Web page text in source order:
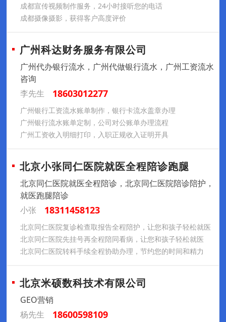
成都宣传视频制作服务，24小时接听您的电话
成都摄像摄影，获得客户高度评价
广州科达财务服务有限公司
广州代办银行流水，广州代做银行流水，广州工资流水
咨询
李先生
18603012277
广州银行工资流水账单制作，银行卡流水盖章办理
广州银行流水账单定制，公司对公账单办理流程
广州工资收入明细打印，入职正规收入证明开具
北京小张同仁医院就医全程陪诊跑腿
北京同仁医院就医全程陪诊，北京同仁医院陪诊陪护，
就医跑腿陪诊
小张
18311458123
北京同仁医院复诊检查取报告全程陪护，让您和孩子轻松就医
北京同仁医院先挂号再全程陪同看病，让您和孩子轻松就医
北京同仁医院转科手续全程协助办理，节约您的时间和精力
北京米硕数科技术有限公司
GEO营销
杨先生
18600598109